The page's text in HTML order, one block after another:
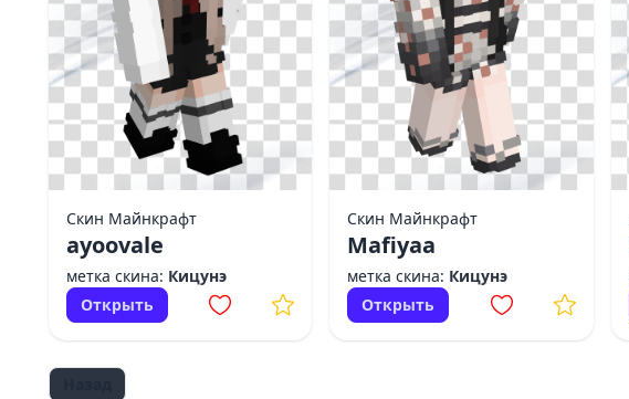
Скин Майнкрафт
ayoovale
метка скина: Кицунэ
Открыть
Скин Майнкрафт
Mafiyaa
метка скина: Кицунэ
Открыть